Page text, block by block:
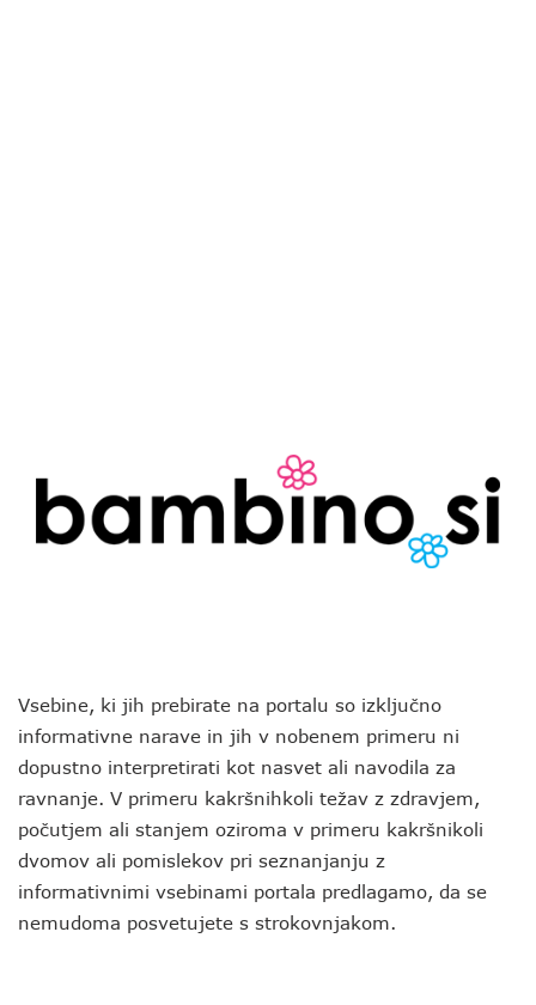
Vsebine, ki jih prebirate na portalu so izključno
informativne narave in jih v nobenem primeru ni
dopustno interpretirati kot nasvet ali navodila za
ravnanje. V primeru kakršnihkoli težav z zdravjem,
počutjem ali stanjem oziroma v primeru kakršnikoli
dvomov ali pomislekov pri seznanjanju z
informativnimi vsebinami portala predlagamo, da se
nemudoma posvetujete s strokovnjakom.